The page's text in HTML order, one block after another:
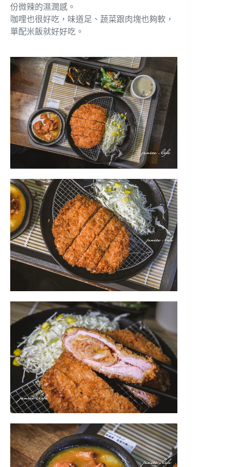
份微辣的濕潤感。
咖哩也很好吃，味道足、蔬菜跟肉塊也夠軟，
單配米飯就好好吃。